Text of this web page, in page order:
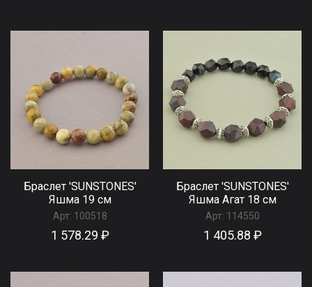
Браслет 'SUNSTONES'
Яшма 19 см
Арт: 100518
1 578.29 ₽
Браслет 'SUNSTONES'
Яшма Агат 18 см
Арт: 114550
1 405.88 ₽